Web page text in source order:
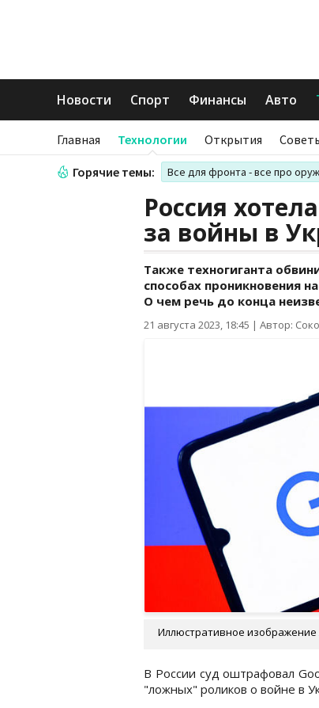
Новости Спорт Финансы Авто
Главная Технологии Открытия
Горячие темы: Все для фронта - все про
Россия
за войны в
Также техногиганта
способах проникновения
О чем речь до конца
21 августа 2023, 18:45 | Автор:
Иллюстративное изображение
В России суд оштрафовал
"ложных" роликов о войне в